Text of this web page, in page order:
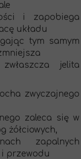
i zapobiega
układu
tym samym
jelita
zwyczajnego
zaleca się w
żółciowych,
zapalnych
i przewodu